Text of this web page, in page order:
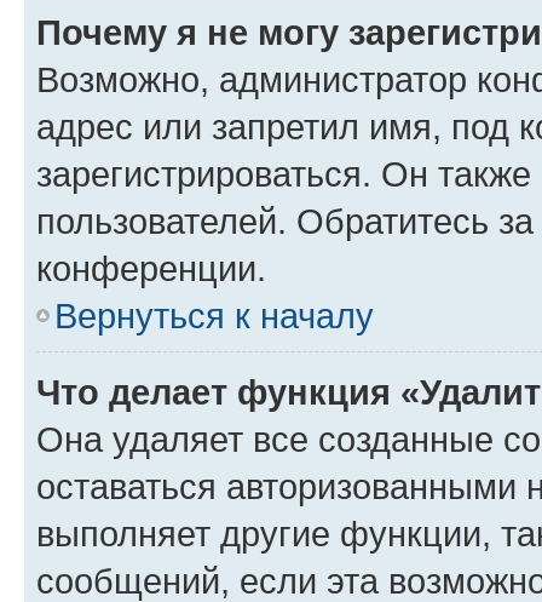
Почему я не могу
Возможно, администратор
адрес или запретил имя, под
зарегистрироваться. Он
пользователей. Обратитесь
конференции.
Вернуться к началу
Что делает функция
Она удаляет все созданные
оставаться авторизованными
выполняет другие функции,
сообщений, если эта